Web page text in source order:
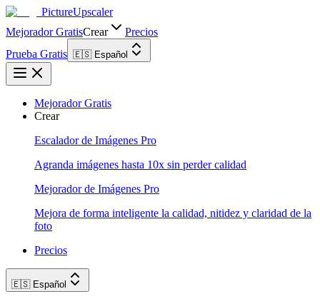
PictureUpscaler
Mejorador GratisCrear
Precios
Prueba Gratis 🇪🇸 Español
Mejorador Gratis
Crear
Escalador de Imágenes Pro
Agranda imágenes hasta 10x sin perder calidad
Mejorador de Imágenes Pro
Mejora de forma inteligente la calidad, nitidez y claridad de la
foto
Precios
🇪🇸 Español